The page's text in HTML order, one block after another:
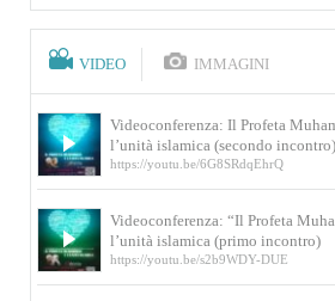
VIDEO IMMAGINI
Videoconferenza: Il Profeta
l’unità islamica (secondo incontro)
https://youtu.be/6G8SRdqEhrQ
Videoconferenza: “Il Profeta
l’unità islamica (primo incontro)
https://youtu.be/s2b9WDY-DUE